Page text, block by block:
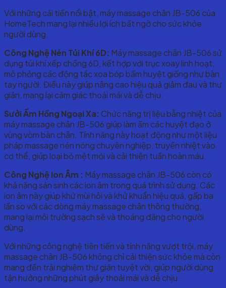
Với những cải tiến nổi bật, máy massage chân JB-506 của
HomeTech mang lại nhiều lợi ích bất ngờ cho sức khỏe
người dùng.
Công Nghệ Nén Túi Khí 6D: Máy massage chân JB-506 sử
dụng túi khí xếp chồng 6D, kết hợp với trục xoay linh hoạt,
mô phỏng các động tác xoa bóp bấm huyệt giống như bàn
tay người. Điều này giúp nâng cao hiệu quả giảm đau và thư
giãn, mang lại cảm giác thoải mái và dễ chịu.
Sưởi Ấm Hồng Ngoại Xa:Chức năng trị liệu bằng nhiệt của
máy massage chân JB-506 giúp làm ấm các huyệt đạo ở
vùng vòm bàn chân. Tính năng này hoạt động như một liệu
pháp massage nén nóng chuyên nghiệp, truyền nhiệt vào
cơ thể, giúp loại bỏ mệt mỏi và cải thiện tuần hoàn máu.
Công Nghệ Ion Âm : Máy massage chân JB-506 còn có
khả năng sản sinh các ion âm trong quá trình sử dụng. Các
ion âm này giúp khử mùi hôi và khử khuẩn hiệu quả, gấp ba
lần so với các dòng máy massage chân thông thường,
mang lại môi trường sạch sẽ và thoáng đãng cho người
dùng.
Với những công nghệ tiên tiến và tính năng vượt trội, máy
massage chân JB-506 không chỉ cải thiện sức khỏe mà còn
mang đến trải nghiệm thư giãn tuyệt vời, giúp người dùng
tận hưởng những phút giây thoải mái và dễ chịu.